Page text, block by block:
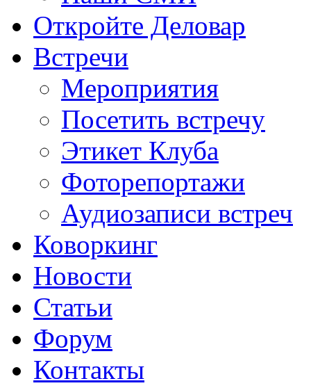
Откройте Деловар
Встречи
Мероприятия
Посетить встречу
Этикет Клуба
Фоторепортажи
Аудиозаписи встреч
Коворкинг
Новости
Статьи
Форум
Контакты